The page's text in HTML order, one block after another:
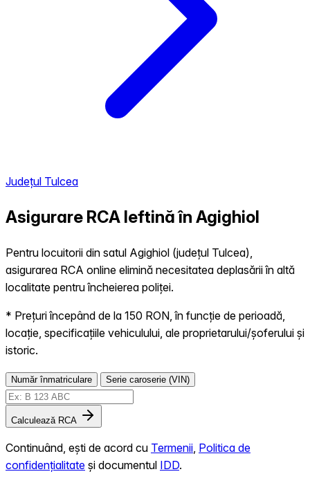
Județul Tulcea
Asigurare RCA Ieftină în Agighiol
Pentru locuitorii din satul Agighiol (județul Tulcea),
asigurarea RCA online elimină necesitatea deplasării în altă
localitate pentru încheierea poliței.
* Prețuri începând de la 150 RON, în funcție de perioadă,
locație, specificațiile vehiculului, ale proprietarului/șoferului și
istoric.
Număr înmatriculare Serie caroserie (VIN)
Calculează RCA
Continuând, ești de acord cu Termenii Politica de
confidențialitate și documentul IDD.